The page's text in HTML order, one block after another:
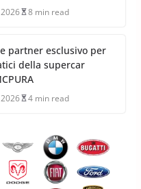
8 min read
partner esclusivo per
della supercar
4 min read